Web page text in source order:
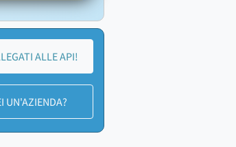
ALLE API!
UN'AZIENDA?